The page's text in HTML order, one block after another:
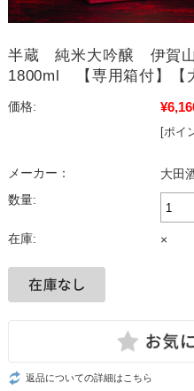
半蔵 純米大吟醸 伊賀
1800ml 【専用箱付】【
価格:
[ポイ
メーカー：
大田
数量:
在庫: ×
返品についての詳細はこちら